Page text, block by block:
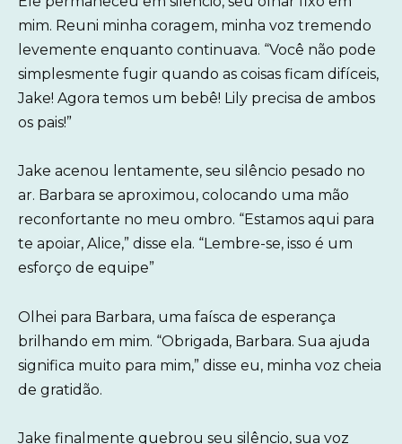
mim. Reuni minha coragem, minha voz tremendo
levemente enquanto continuava. “Você não pode
simplesmente fugir quando as coisas ficam difíceis,
Jake! Agora temos um bebê! Lily precisa de ambos
os pais!”
Jake acenou lentamente, seu silêncio pesado no
ar. Barbara se aproximou, colocando uma mão
reconfortante no meu ombro. “Estamos aqui para
te apoiar, Alice,” disse ela. “Lembre-se, isso é um
esforço de equipe”
Olhei para Barbara, uma faísca de esperança
brilhando em mim. “Obrigada, Barbara. Sua ajuda
significa muito para mim,” disse eu, minha voz cheia
de gratidão.
Jake finalmente quebrou seu silêncio, sua voz